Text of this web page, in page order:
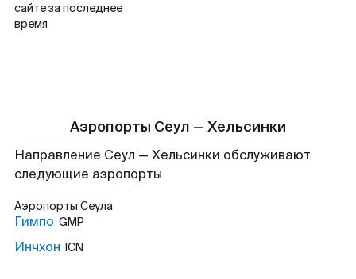
сайте за последнее
время
Аэропорты Сеул — Хельсинки
Направление Сеул — Хельсинки обслуживают
следующие аэропорты
Аэропорты Сеула
Гимпо GMP
Инчхон ICN